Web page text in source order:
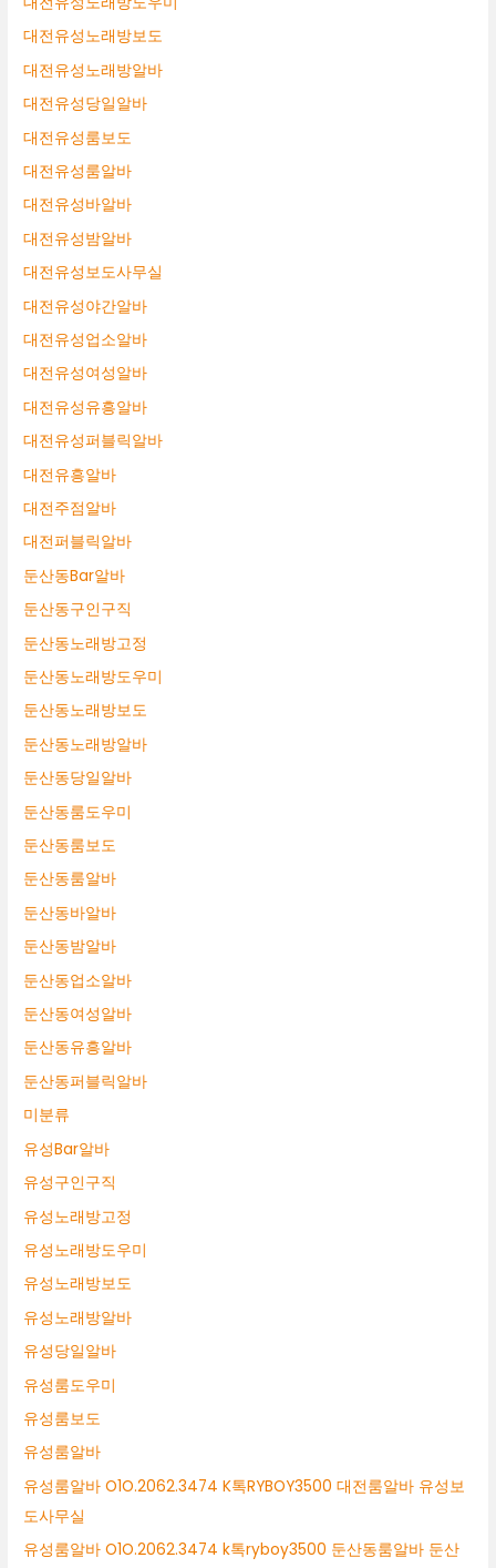
대전유성노래방보도
대전유성노래방알바
대전유성당일알바
대전유성룸보도
대전유성룸알바
대전유성바알바
대전유성밤알바
대전유성보도사무실
대전유성야간알바
대전유성업소알바
대전유성여성알바
대전유성유흥알바
대전유성퍼블릭알바
대전유흥알바
대전주점알바
대전퍼블릭알바
둔산동Bar알바
둔산동구인구직
둔산동노래방고정
둔산동노래방도우미
둔산동노래방보도
둔산동노래방알바
둔산동당일알바
둔산동룸도우미
둔산동룸보도
둔산동룸알바
둔산동바알바
둔산동밤알바
둔산동업소알바
둔산동여성알바
둔산동유흥알바
둔산동퍼블릭알바
미분류
유성Bar알바
유성구인구직
유성노래방고정
유성노래방도우미
유성노래방보도
유성노래방알바
유성당일알바
유성룸도우미
유성룸보도
유성룸알바
유성룸알바 O1O.2062.3474 K톡RYBOY3500 대전룸알바 유성보
도사무실
유성룸알바 O1O.2062.3474 k톡ryboy3500 둔산동룸알바 둔산